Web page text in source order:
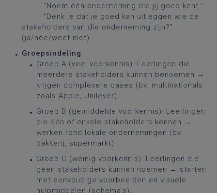
“Noem één onderneming die jij goed kent.”
“Denk je dat je goed kan uitleggen wie de
stakeholders van die onderneming zijn?”
(ja/nee/weet niet)
Groepsindeling:
Groep A (veel voorkennis): Leerlingen die
meerdere stakeholders kunnen benoemen →
krijgen complexere cases (bv. multinationals
zoals Apple, Unilever).
Groep B (gemiddelde voorkennis): Leerlingen
die één of enkele stakeholders kennen →
werken rond lokale ondernemingen (bv.
bakkerij, supermarkt).
Groep C (weinig voorkennis): Leerlingen die
geen stakeholders kunnen noemen → starten
met eenvoudige voorbeelden en visuele
hulpmiddelen (schema’s).